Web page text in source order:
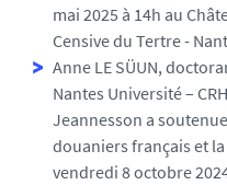
mai 2025 à 14h au
Censive du Tertre -
Anne LE SÜUN,
Nantes Université –
Jeannesson a
douaniers français et
vendredi 8 octobre